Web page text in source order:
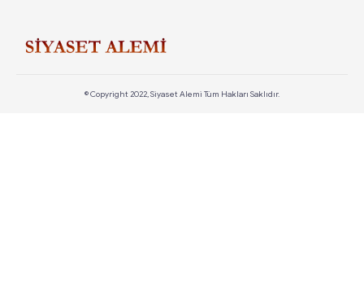
© Copyright 2022, Siyaset Alemi Tüm Hakları Saklıdır.